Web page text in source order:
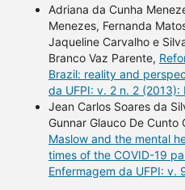
Adriana da Cunha
Menezes, Fernanda
Jaqueline Carvalho e
Branco Vaz Parente,
Brazil: reality and
da UFPI: v. 2 n. 2 (2013):
Jean Carlos Soares da
Gunnar Glauco De Cunto
Maslow and the mental
times of the COVID-19
Enfermagem da UFPI: v.